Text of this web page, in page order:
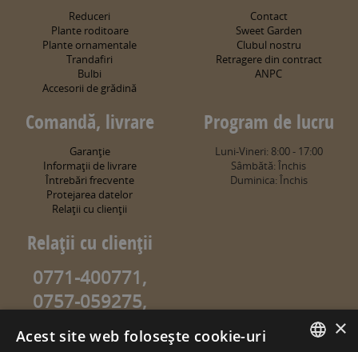
Reduceri
Plante roditoare
Plante ornamentale
Trandafiri
Bulbi
Accesorii de grădină
Contact
Sweet Garden
Clubul nostru
Retragere din contract
ANPC
Comandă, livrare
Garanţie
Informaţii de livrare
Întrebări frecvente
Protejarea datelor
Relaţii cu clienţii
Program de lucru
Luni-Vineri: 8:00 - 17:00
Sâmbătă: Închis
Duminica: Închis
Relaţii cu clienţii
0771-400771,
0757-059275,
0757-059274
info@sweetgarden.ro
×
Acest site web folosește cookie-uri